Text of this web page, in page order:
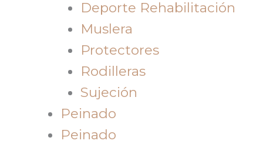
Deporte Rehabilitación
Muslera
Protectores
Rodilleras
Sujeción
Peinado
Peinado